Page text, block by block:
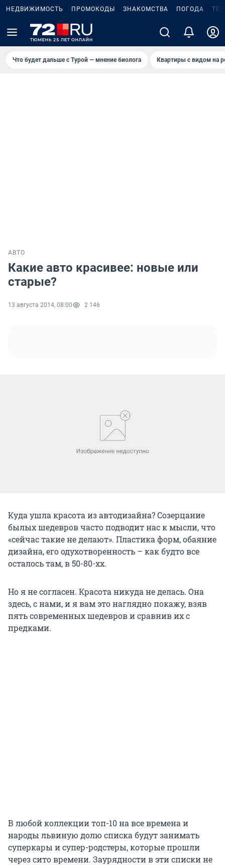
НЕДВИЖИМОСТЬ ПРОМОКОДЫ ЗНАКОМСТВА ПОГОДА
Что будет дальше с Турой — мнение биолога Квартиры с видом на
АВТО
Какие авто красивее: новые или
старые?
13 августа 2014, 08:00 2 146
Куда ушла красота из автодизайна? Созерцание
былых шедевров часто подводит нас к мысли, что
«сейчас такие не делают». Пластика форм, обаяние
дизайна, его одухотворенность – как будто все
осталось там, в 50-80-хх.
Но я не согласен. Красота никуда не делась. Она
здесь, с нами, и я вам это наглядно покажу, взяв
пять современных шедевров и сравнив их с
предками.
В любой коллекции топ-10 на все времена и
народы львиную долю списка будут занимать
суперкары и супер-родстеры, которые прошли
через сито времени. Заурядности в эти списки не